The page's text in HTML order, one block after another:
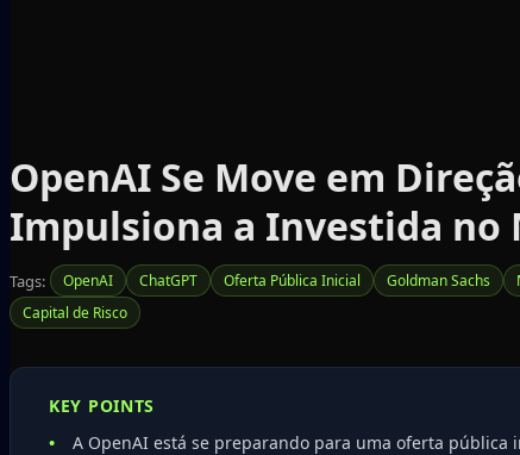
OpenAI Se Move em
Impulsiona a Investida no
Tags: OpenAI ChatGPT Oferta Pública Inicial Goldman Sachs
Capital de Risco
KEY POINTS
A OpenAI está se preparando para uma oferta pública